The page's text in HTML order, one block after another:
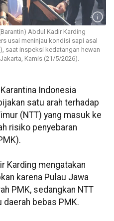
Abdul Kadir Karding
usai meninjau kondisi sapi asal
saat inspeksi kedatangan hewan
Kamis (21/5/2026).
Indonesia
satu arah terhadap
(NTT) yang masuk ke
risiko penyebaran
Karding mengatakan
karena Pulau Jawa
PMK, sedangkan NTT
daerah bebas PMK.